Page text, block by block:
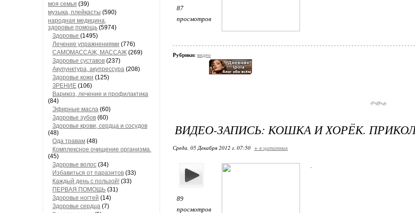
моя семья (39)
музыка, плейкасты (590)
народная медицина,
здоровье,помощь (5974)
Здоровье (1495)
Лечение упражнениями (776)
САМОМАССАЖ, МАССАЖ (269)
Здоровье суставов (237)
Акупунктура, акупрессура (208)
Здоровье кожи (125)
ЗРЕНИЕ (106)
Варикоз, лечение и профилактика
(84)
Эфирные масла (60)
Здоровье зубов (60)
Здоровье крови, сердца и сосудов
(48)
Ода травам (48)
Комплексное очищение организма.
(45)
Здоровье волос (34)
Избавиться от паразитов (33)
Каждый день с пользой! (33)
ПЕРВАЯ ПОМОЩЬ (31)
Здоровье ногтей (14)
Здоровье сердца (7)
87
просмотров
Рубрики: видео
ВИДЕО-ЗАПИСЬ: КОШКА И ХОРЁК.
Среда, 05 Декабря 2012 г. 07:50 + в цитатник
89
просмотров
.